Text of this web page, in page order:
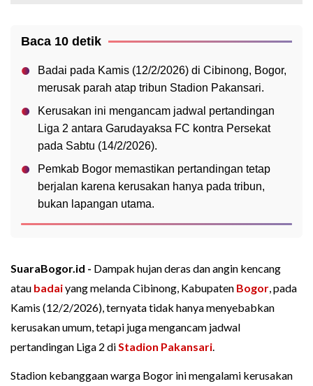
Baca 10 detik
Badai pada Kamis (12/2/2026) di Cibinong, Bogor,
merusak parah atap tribun Stadion Pakansari.
Kerusakan ini mengancam jadwal pertandingan
Liga 2 antara Garudayaksa FC kontra Persekat
pada Sabtu (14/2/2026).
Pemkab Bogor memastikan pertandingan tetap
berjalan karena kerusakan hanya pada tribun,
bukan lapangan utama.
SuaraBogor.id - Dampak hujan deras dan angin kencang
atau badaiyang melanda Cibinong, Kabupaten Bogor, pada
Kamis (12/2/2026), ternyata tidak hanya menyebabkan
kerusakan umum, tetapi juga mengancam jadwal
pertandingan Liga 2 diStadion Pakansari.
Stadion kebanggaan warga Bogor ini mengalami kerusakan